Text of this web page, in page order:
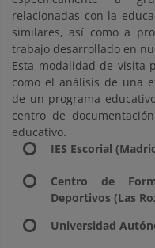
relacionadas con la
similares, así como a
trabajo desarrollado en
Esta modalidad de visita
como el análisis de una
de un programa
centro de
educativo.
IES Escorial
Centro de
Deportivos (Las
Universidad